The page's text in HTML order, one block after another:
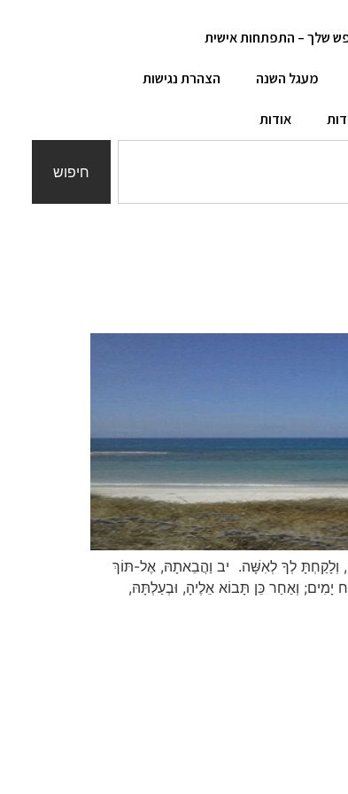
שלך – התפתחות אישית
מעגל השנה הצהרת נגישות
אודות
חיפוש
וְלָקַחְתָּ לְךָ לְאִשָּׁה. יב וַהֲבֵאתָהּ, אֶל-תּוֹךְ
וְאַחַר כֵּן תָּבוֹא אֵלֶיהָ, וּבְעַלְתָּהּ,